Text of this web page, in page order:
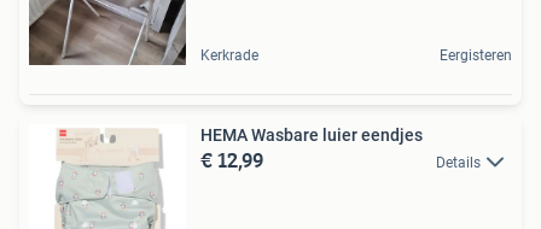
Kerkrade Eergisteren
HEMA Wasbare luier eendjes
€ 12,99 Details